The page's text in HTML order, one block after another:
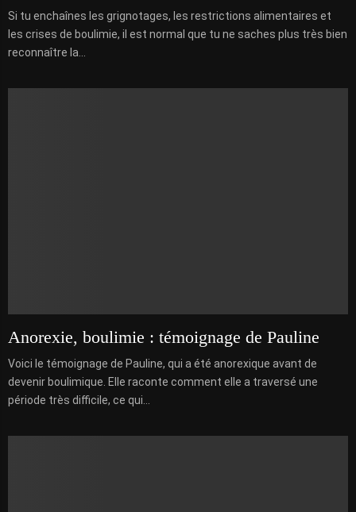
Si tu enchaînes les grignotages, les restrictions alimentaires et
les crises de boulimie, il est normal que tu ne saches plus très bien
reconnaître la...
Anorexie, boulimie : témoignage de Pauline
Voici le témoignage de Pauline, qui a été anorexique avant de
devenir boulimique. Elle raconte comment elle a traversé une
période très difficile, ce qui...